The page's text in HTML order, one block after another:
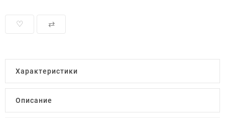
♡ ⇄
Характеристики
Описание